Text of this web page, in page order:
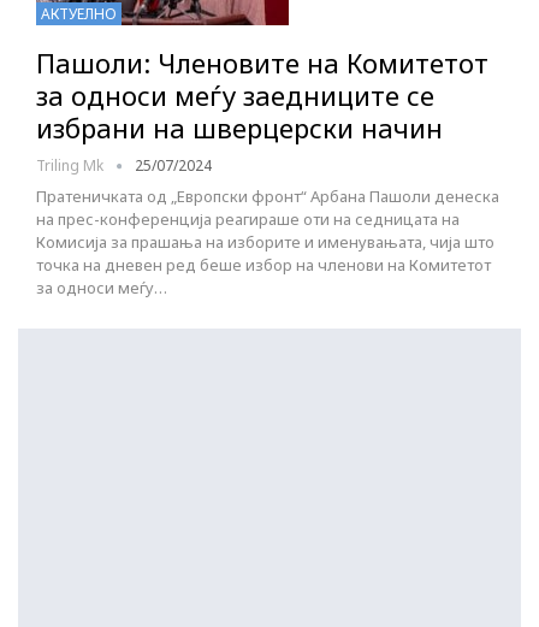
АКТУЕЛНО
Пашоли: Членовите на Комитетот
за односи меѓу заедниците се
избрани на шверцерски начин
Triling Mk 25/07/2024
Пратеничката од „Европски фронт“ Арбана Пашоли денеска
на прес-конференција реагираше оти на седницата на
Комисија за прашања на изборите и именувањата, чија што
точка на дневен ред беше избор на членови на Комитетот
за односи меѓу…